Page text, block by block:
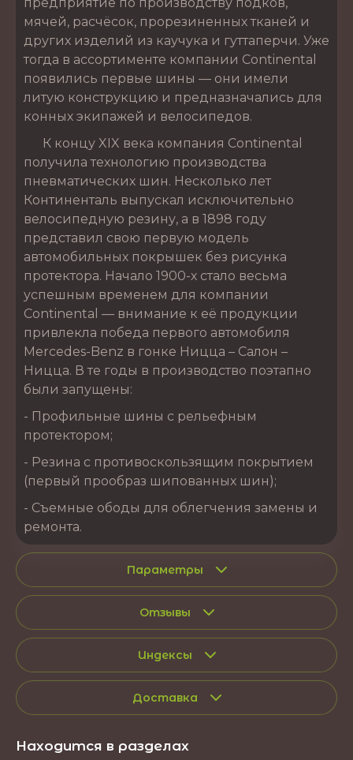
мячей, расчёсок, прорезиненных тканей и
других изделий из каучука и гуттаперчи. Уже
тогда в ассортименте компании Continental
появились первые шины — они имели
литую конструкцию и предназначались для
конных экипажей и велосипедов.
К концу XIX века компания Continental
получила технологию производства
пневматических шин. Несколько лет
Континенталь выпускал исключительно
велосипедную резину, а в 1898 году
представил свою первую модель
автомобильных покрышек без рисунка
протектора. Начало 1900-х стало весьма
успешным временем для компании
Continental — внимание к её продукции
привлекла победа первого автомобиля
Mercedes-Benz в гонке Ницца – Салон –
Ницца. В те годы в производство поэтапно
были запущены:
- Профильные шины с рельефным
протектором;
- Резина с противоскользящим покрытием
(первый прообраз шипованных шин);
- Съемные ободы для облегчения замены и
ремонта.
Параметры
Отзывы
Индексы
Доставка
Находится в разделах